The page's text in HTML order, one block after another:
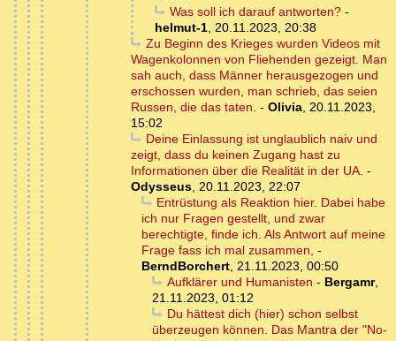
Was soll ich darauf antworten?-
helmut-1, 20.11.2023, 20:38
Zu Beginn des Krieges wurden Videos mit
Wagenkolonnen von Fliehenden gezeigt. Man
sah auch, dass Männer herausgezogen und
erschossen wurden, man schrieb, das seien
Russen, die das taten. - Olivia, 20.11.2023,
15:02
Deine Einlassung ist unglaublich naiv und
zeigt, dass du keinen Zugang hast zu
Informationen über die Realität in der UA. -
Odysseus, 20.11.2023, 22:07
Entrüstung als Reaktion hier. Dabei habe
ich nur Fragen gestellt, und zwar
berechtigte, finde ich. Als Antwort auf meine
Frage fass ich mal zusammen, -
BerndBorchert, 21.11.2023, 00:50
Aufklärer und Humanisten - Bergamr,
21.11.2023, 01:12
Du hättest dich (hier) schon selbst
überzeugen können. Das Mantra der "No-